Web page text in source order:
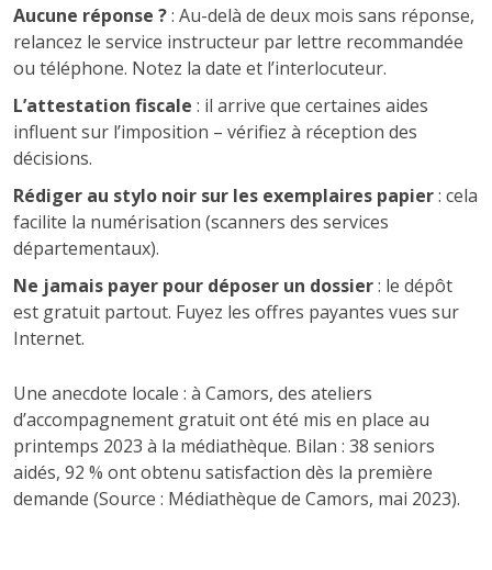
Aucune réponse ?: Au-delà de deux mois sans réponse,
relancez le service instructeur par lettre recommandée
ou téléphone. Notez la date et l’interlocuteur.
L’attestation fiscale : il arrive que certaines aides
influent sur l’imposition – vérifiez à réception des
décisions.
Rédiger au stylo noir sur les exemplaires papier: cela
facilite la numérisation (scanners des services
départementaux).
Ne jamais payer pour déposer un dossier: le dépôt
est gratuit partout. Fuyez les offres payantes vues sur
Internet.
Une anecdote locale : à Camors, des ateliers
d’accompagnement gratuit ont été mis en place au
printemps 2023 à la médiathèque. Bilan : 38 seniors
aidés, 92 % ont obtenu satisfaction dès la première
demande (Source : Médiathèque de Camors, mai 2023).